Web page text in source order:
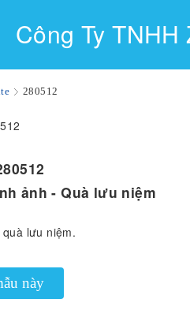
Công Ty TNHH
280512
ảnh - Quà lưu niệm
lưu niệm.